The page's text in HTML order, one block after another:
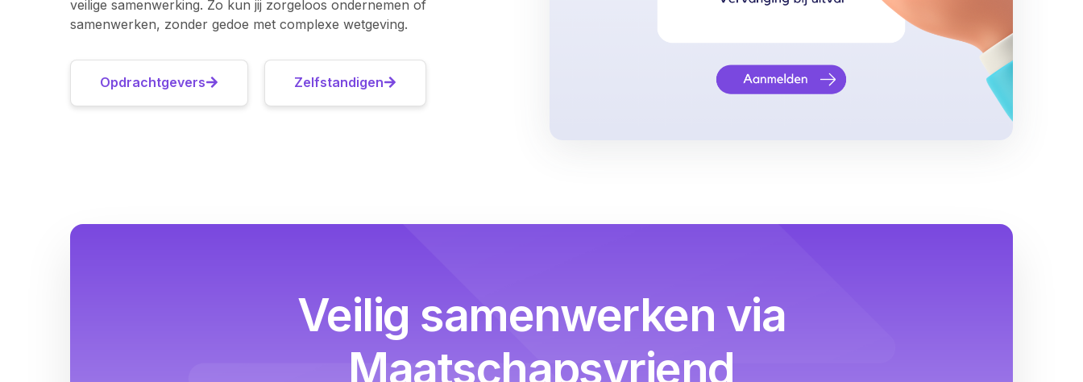
veilige samenwerking. Zo kun jij zorgeloos ondernemen of
samenwerken, zonder gedoe met complexe wetgeving.
Opdrachtgevers Zelfstandigen
Veilig samenwerken via
Maatschapsvriend